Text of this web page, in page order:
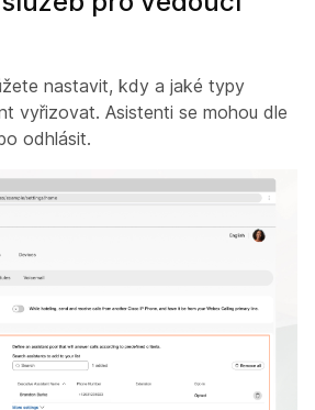
nastavit, kdy a jaké typy
vyřizovat. Asistenti se mohou dle
odhlásit.